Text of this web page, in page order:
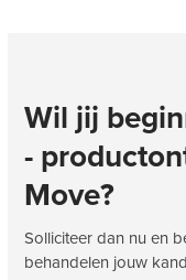
Wil jij
-
Move?
Solliciteer dan nu en
behandelen jouw